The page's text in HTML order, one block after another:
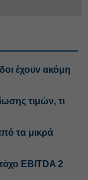
έχουν ακόμη
τιμών, τι
τα μικρά
EBITDA 2